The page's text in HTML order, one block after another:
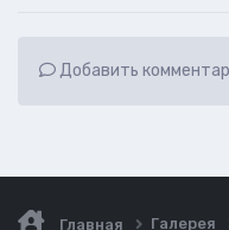
Добавить
Главная Галерея